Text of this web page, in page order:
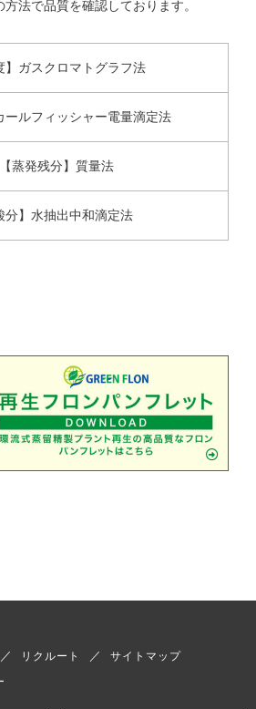
法で品質を確認しております。
】ガスクロマトグラフ法
ールフィッシャー電量滴定法
【蒸発残分】質量法
分】水抽出中和滴定法
リクルート サイトマップ